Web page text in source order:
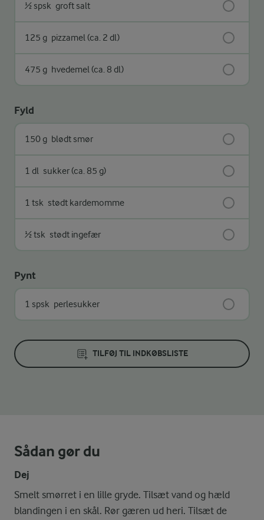
½ spsk groft salt
125 g pizzamel (ca. 2 dl)
475 g hvedemel (ca. 8 dl)
Fyld
150 g blødt smør
1 dl sukker (ca. 85 g)
1 tsk stødt kardemomme
½ tsk stødt ingefær
Pynt
1 spsk perlesukker
TILFØJ TIL INDKØBSLISTE
Sådan gør du
Dej
Smelt smørret i en lille gryde. Tilsæt vand og hæld
blandingen i en skål. Rør gæren ud heri. Tilsæt de